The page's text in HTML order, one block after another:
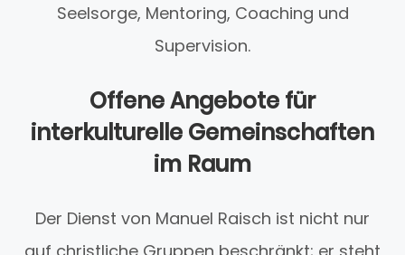
Seelsorge, Mentoring, Coaching und
Supervision.
Offene Angebote für
interkulturelle Gemeinschaften
im Raum
Der Dienst von Manuel Raisch ist nicht nur